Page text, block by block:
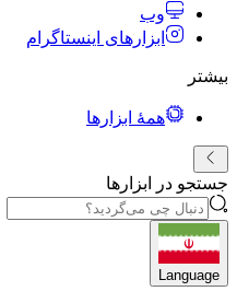
وب
ابزارهای اینستاگرام
بیشتر
همهٔ ابزارها
جستجو در ابزارها
Language